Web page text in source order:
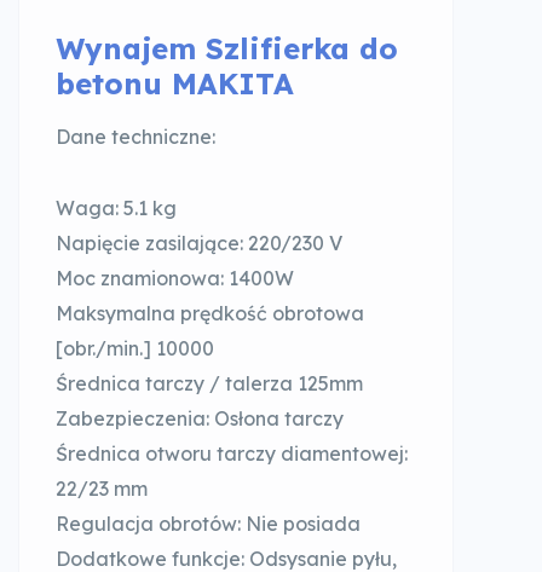
Wynajem Szlifierka do
betonu MAKITA
Dane techniczne:
Waga: 5.1 kg
Napięcie zasilające: 220/230 V
Moc znamionowa: 1400W
Maksymalna prędkość obrotowa
[obr./min.] 10000
Średnica tarczy / talerza 125mm
Zabezpieczenia: Osłona tarczy
Średnica otworu tarczy diamentowej:
22/23 mm
Regulacja obrotów: Nie posiada
Dodatkowe funkcje: Odsysanie pyłu,